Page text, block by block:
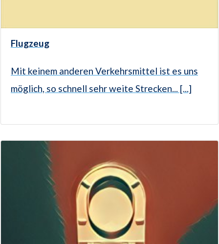
Flugzeug
Mit keinem anderen Verkehrsmittel ist es uns
möglich, so schnell sehr weite Strecken... [...]